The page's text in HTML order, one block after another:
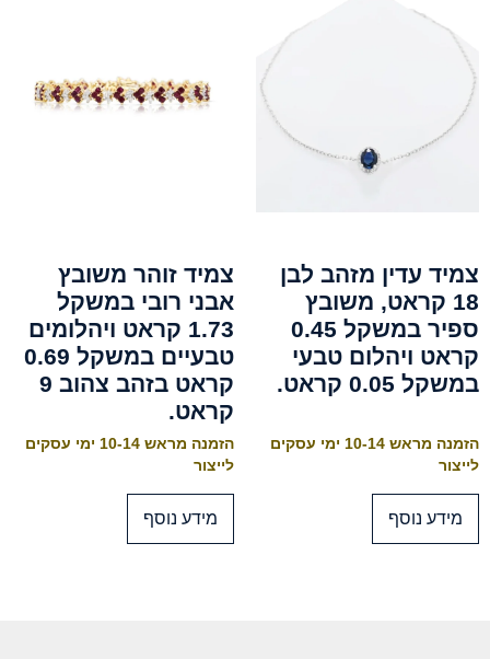
צמיד עדין מזהב לבן
18 קראט, משובץ
ספיר במשקל 0.45
קראט ויהלום טבעי
במשקל 0.05 קראט.
הזמנה מראש 10-14 ימי עסקים
לייצור
מידע נוסף
צמיד זוהר משובץ
אבני רובי במשקל
1.73 קראט ויהלומים
טבעיים במשקל 0.69
קראט בזהב צהוב 9
קראט.
הזמנה מראש 10-14 ימי עסקים
לייצור
מידע נוסף